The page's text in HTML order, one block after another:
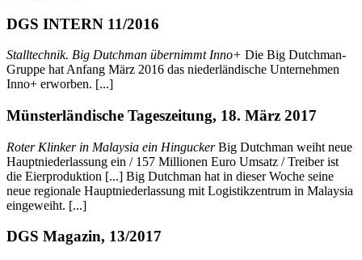
DGS INTERN 11/2016
Stalltechnik. Big Dutchman übernimmt Inno+ Die Big Dutchman-
Gruppe hat Anfang März 2016 das niederländische Unternehmen
Inno+ erworben. [...]
Münsterländische Tageszeitung, 18. März 2017
Roter Klinker in Malaysia ein HinguckerBig Dutchman weiht neue
Hauptniederlassung ein / 157 Millionen Euro Umsatz / Treiber ist
die Eierproduktion [...] Big Dutchman hat in dieser Woche seine
neue regionale Hauptniederlassung mit Logistikzentrum in Malaysia
eingeweiht. [...]
DGS Magazin, 13/2017